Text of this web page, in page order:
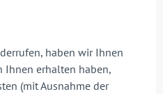
haben wir Ihnen
erhalten haben,
(mit Ausnahme der